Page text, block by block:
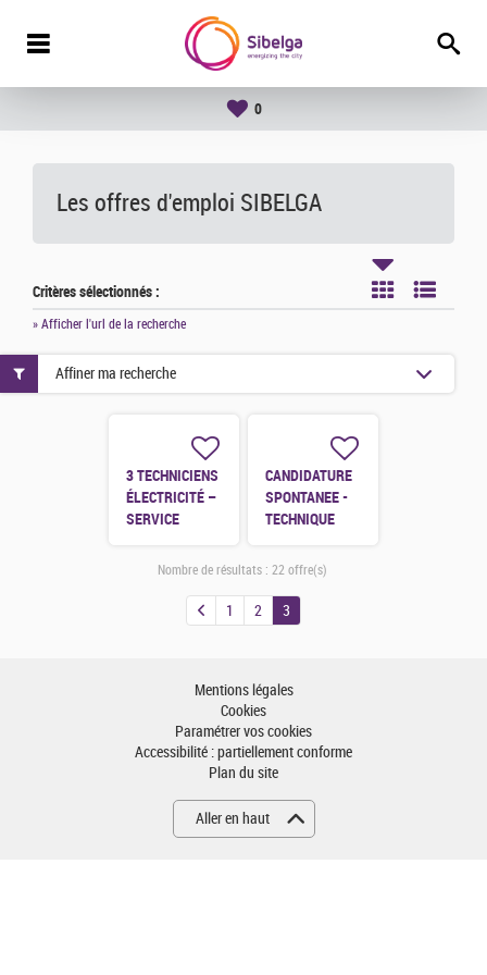
0
Les offres d'emploi SIBELGA
Critères sélectionnés :
» Afficher l'url de la recherche
3 TECHNICIENS
ÉLECTRICITÉ –
SERVICE
(H/F/X)
CANDIDATURE
SPONTANEE -
TECHNIQUE
Affiner ma recherche
Nombre de résultats : 22 offre(s)
1 2 3
Mentions légales
Cookies
Paramétrer vos cookies
Accessibilité : partiellement conforme
Plan du site
Aller en haut